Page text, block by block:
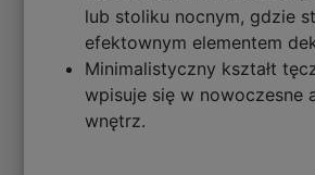
lub stoliku nocnym, gdzie
efektownym elementem
Minimalistyczny kształt
wpisuje się w nowoczesne
wnętrz.